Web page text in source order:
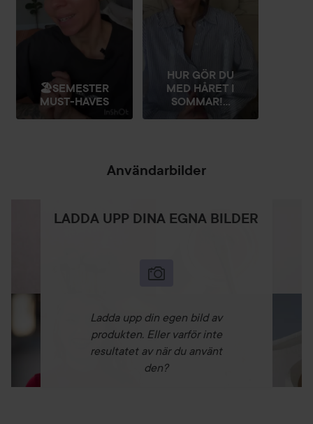
🏖️SEMESTER
MUST-HAVES
HUR GÖR DU
MED HÅRET I
SOMMAR!...
Användarbilder
LADDA UPP DINA EGNA BILDER
Ladda upp din egen bild av
produkten. Eller varför inte
resultatet av när du använt
den?